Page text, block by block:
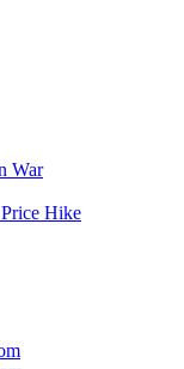
War
Hike